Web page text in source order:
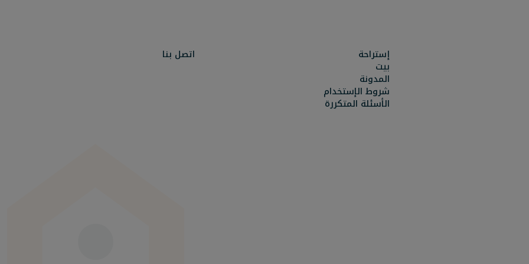
إستراحة
بيت
المدونة
شروط الإستخدام
الأسئلة المتكررة
اتصل بنا